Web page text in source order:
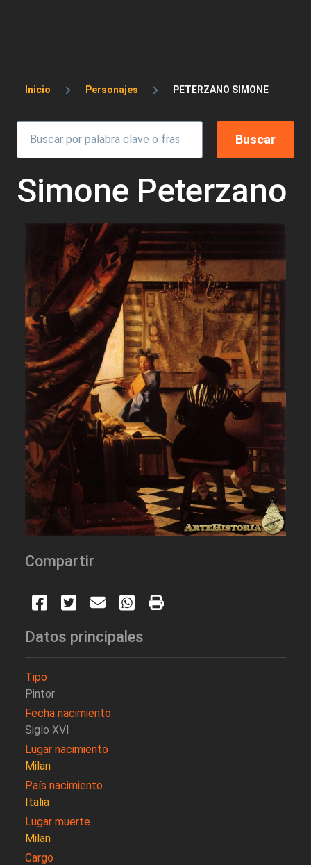
Sobrescribir enlaces de ayuda a la
Inicio Personajes PETERZANO SIMONE
Simone Peterzano
Compartir
Datos principales
Tipo
Pintor
Fecha nacimiento
Siglo XVI
Lugar nacimiento
Milan
País nacimiento
Italia
Lugar muerte
Milan
Cargo